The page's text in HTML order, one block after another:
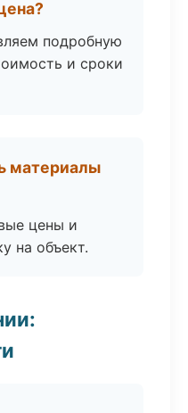
подробную
и сроки
материалы
цены и
на объект.